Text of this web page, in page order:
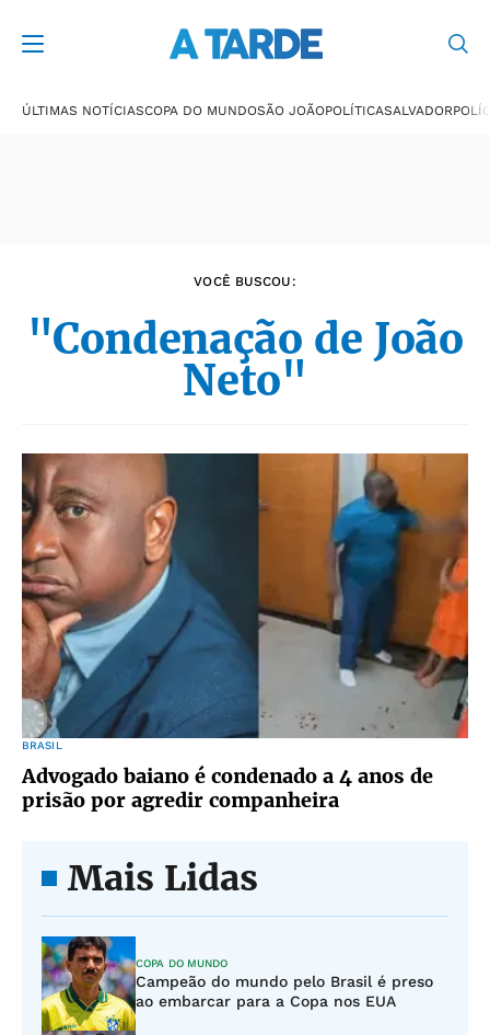
ÚLTIMAS NOTÍCIASCOPA DO MUNDOSÃO JOÃOPOLÍTICASALVADOR
VOCÊ BUSCOU:
"Condenação de João
Neto"
BRASIL
Advogado baiano é condenado a 4 anos de
prisão por agredir companheira
Mais Lidas
COPA DO MUNDO
Campeão do mundo pelo Brasil é preso
ao embarcar para a Copa nos EUA